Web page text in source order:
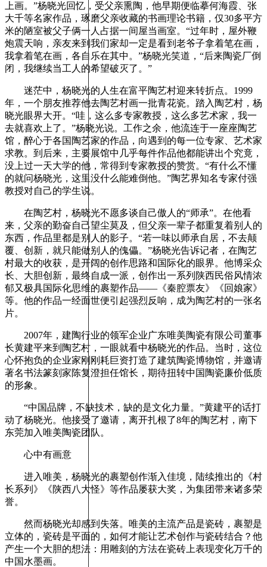
上画。”杨晓光回忆，受父亲熏陶，他早期便临摹何海霞、张
大千等名家作品，琢磨父亲收藏的书画理论书籍，仅30多平方
米的陋室被父子俩一人占据一间屋当画室。“过年时，屋外鞭
炮震天响，亲友来到我们家却一定是看到老爷子拿着笔在画，
我拿着笔在画，各自乐在其中。”杨晓光笑道，“后来陶瓷厂倒
闭，我继续当工人的希望破灭了。”
迷茫中，杨晓光的人生在富平陶艺村迎来转折点。1999
年，一个朋友推荐他去陶艺村画一批青花瓷。踏入陶艺村，杨
晓光眼界大开。“哇，这么多专家教授，这么多艺术家，我一
去就喜欢上了。”杨晓光说。工作之余，他流连于一座座陶艺
馆，醉心于各国陶艺家的作品，向遇到的每一位专家、艺术家
求教。到后来，主要展馆中几乎每件作品他都能讲出个究竟，
没上过一天大学的他，常得到专家教授的赞赏。“有什么不懂
的就问杨晓光，这里没什么能难倒他。”陶艺界知名专家付强
教授对自己的学生说。
在陶艺村，杨晓光不愿多谈自己傲人的“师承”。在他看
来，父亲的勤奋自己望尘莫及，但父亲一辈子都重复着别人的
东西，作品里都是别人的影子。“若一味以师承自居，不去颠
覆、创新，就只能做别人的傀儡。”杨晓光告诉记者，在陶艺
村最大的收获，是开阔的创作思路和国际化的眼界。他博采众
长、大胆创新，最终自成一派，创作出一系列陕西民俗风情浓
郁又极具国际化思维的裹塑作品——《秦腔票友》《回娘家》
等。他的作品一经面世便引起强烈反响，成为陶艺村的一张名
片。
2007年，建陶行业的领军企业广东唯美陶瓷有限公司董事
长黄建平来到陶艺村，一眼就看中杨晓光的作品。当时，这位
心怀抱负的企业家刚刚耗巨资打造了建筑陶瓷博物馆，并邀请
著名书法篆刻家陈复澄担任馆长，期待扭转中国陶瓷廉价低质
的形象。
“中国品牌，不缺技术，缺的是文化力量。”黄建平的话打
动了杨晓光。他接受了邀请，离开扎根了8年的陶艺村，南下
东莞加入唯美陶瓷团队。
心中有画意
进入唯美，杨晓光的裹塑创作渐入佳境，陆续推出的《村
长系列》《陕西八大怪》等作品屡获大奖，为集团带来诸多荣
誉。
然而杨晓光却感到失落。唯美的主流产品是瓷砖，裹塑是
立体的，瓷砖是平面的，如何才能让艺术创作与瓷砖结合？他
产生一个大胆的想法：用雕刻的方法在瓷砖上表现变化万千的
中国水墨画。